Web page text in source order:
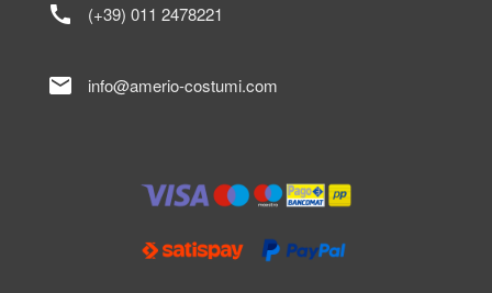
call (+39) 011 2478221
mail info@amerio-costumi.com